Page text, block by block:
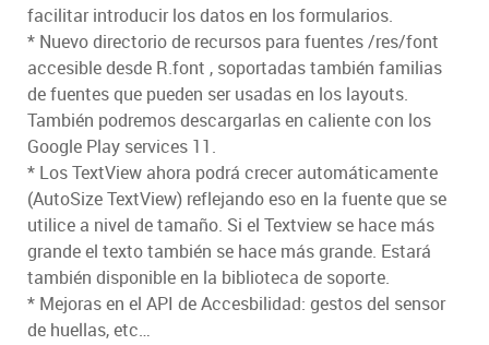
facilitar introducir los datos en los formularios.
* Nuevo directorio de recursos para fuentes /res/font
accesible desde R.font , soportadas también familias
de fuentes que pueden ser usadas en los layouts.
También podremos descargarlas en caliente con los
Google Play services 11.
* Los TextView ahora podrá crecer automáticamente
(AutoSize TextView) reflejando eso en la fuente que se
utilice a nivel de tamaño. Si el Textview se hace más
grande el texto también se hace más grande. Estará
también disponible en la biblioteca de soporte.
* Mejoras en el API de Accesbilidad: gestos del sensor
de huellas, etc…